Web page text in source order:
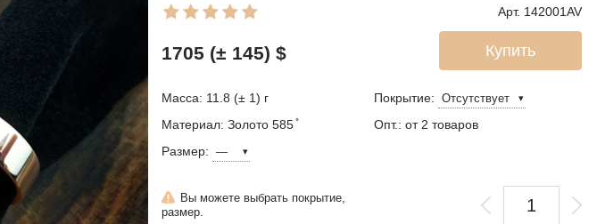
Арт. 142001AV
Купить
1705 (± 145) $
Масса: 11.8 (± 1) г
Покрытие:
Материал: Золото 585 ̊
Опт.: от 2 товаров
Размер:
Вы можете выбрать покрытие,
размер.